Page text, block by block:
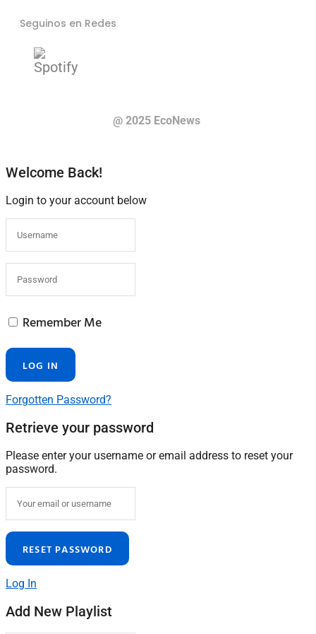
Seguinos en Redes
@ 2025 EcoNews
Welcome Back!
Login to your account below
Remember Me
Forgotten Password?
Retrieve your password
Please enter your username or email address to reset your
password.
Log In
Add New Playlist